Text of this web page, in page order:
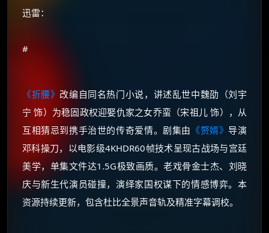
迅雷：
#
《折腰》 改编自同名热门小说，讲述乱世中魏劭（刘宇
宁 饰）为稳固政权迎娶仇家之女乔蛮（宋祖儿 饰），从
互相猜忌到携手治世的传奇爱情。剧集由 《赘婿》 导演
邓科操刀，以电影级4KHDR60帧技术呈现古战场与宫廷
美学，单集文件达1.5G极致画质。老戏骨金士杰、刘晓
庆与新生代演员碰撞，演绎家国权谋下的情感博弈。本
资源持续更新，包含杜比全景声音轨及精准字幕调校。